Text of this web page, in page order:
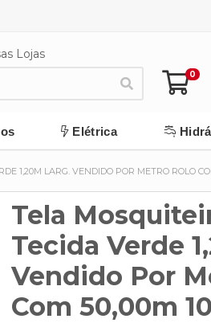
Lojas
0
Elétrica
1,20M LARG. VENDIDO POR METRO ROLO
Tela
Tecida Verde
Vendido Por
Com 50,00m